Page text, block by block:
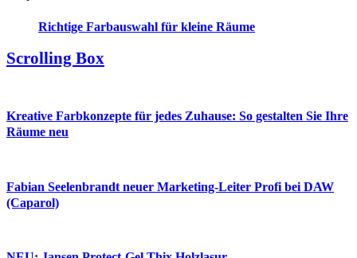
Richtige Farbauswahl für kleine Räume
Scrolling Box
Kreative Farbkonzepte für jedes Zuhause: So gestalten Sie Ihre
Räume neu
Fabian Seelenbrandt neuer Marketing-Leiter Profi bei DAW
(Caparol)